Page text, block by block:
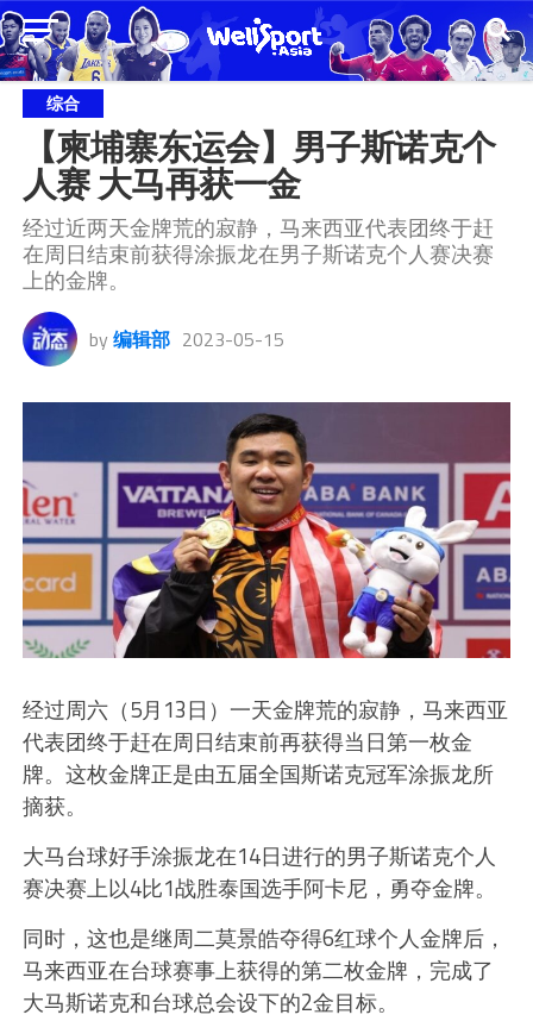
综合
【柬埔寨东运会】男子斯诺克个
人赛 大马再获一金
经过近两天金牌荒的寂静，马来西亚代表团终于赶
在周日结束前获得涂振龙在男子斯诺克个人赛决赛
上的金牌。
by 编辑部 2023-05-15
经过周六（5月13日）一天金牌荒的寂静，马来西亚
代表团终于赶在周日结束前再获得当日第一枚金
牌。这枚金牌正是由五届全国斯诺克冠军涂振龙所
摘获。
大马台球好手涂振龙在14日进行的男子斯诺克个人
赛决赛上以4比1战胜泰国选手阿卡尼，勇夺金牌。
同时，这也是继周二莫景皓夺得6红球个人金牌后，
马来西亚在台球赛事上获得的第二枚金牌，完成了
大马斯诺克和台球总会设下的2金目标。